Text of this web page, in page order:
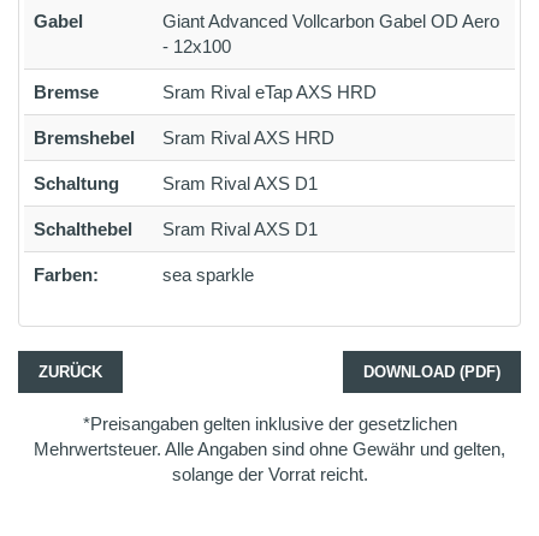
Gabel
Giant Advanced Vollcarbon Gabel OD Aero
- 12x100
Bremse Sram Rival eTap AXS HRD
Bremshebel Sram Rival AXS HRD
Schaltung Sram Rival AXS D1
Schalthebel Sram Rival AXS D1
Farben: sea sparkle
ZURÜCK DOWNLOAD (PDF)
*Preisangaben gelten inklusive der gesetzlichen
Mehrwertsteuer. Alle Angaben sind ohne Gewähr und gelten,
solange der Vorrat reicht.